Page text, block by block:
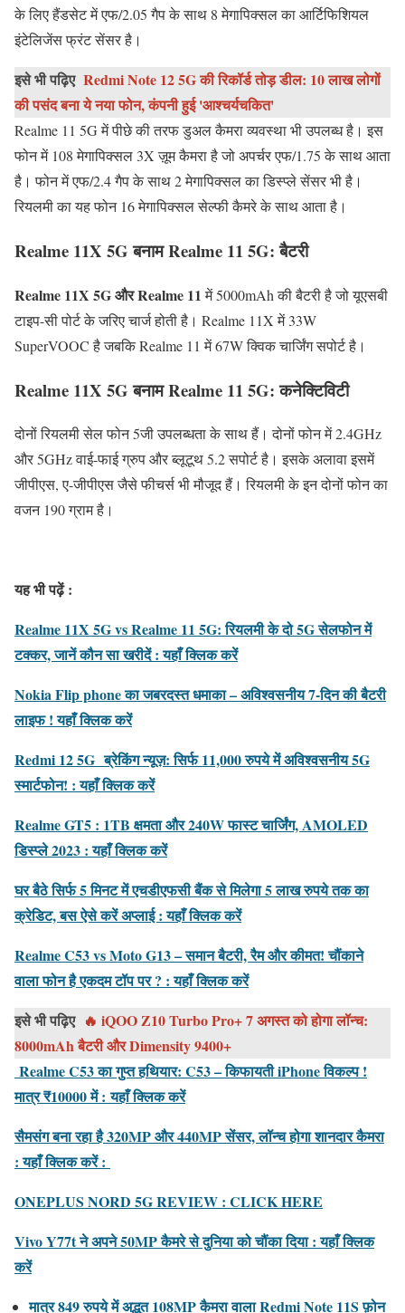
के लिए हैंडसेट में एफ/2.05 गैप के साथ 8 मेगापिक्सल का आर्टिफिशियल
इंटेलिजेंस फ्रंट सेंसर है।
इसे भी पढ़िए Redmi Note 12 5G की रिकॉर्ड तोड़ डील: 10 लाख लोगों
की पसंद बना ये नया फोन, कंपनी हुई 'आश्चर्यचकित'
Realme 11 5G में पीछे की तरफ डुअल कैमरा व्यवस्था भी उपलब्ध है। इस
फोन में 108 मेगापिक्सल 3X ज़ूम कैमरा है जो अपर्चर एफ/1.75 के साथ आता
है। फोन में एफ/2.4 गैप के साथ 2 मेगापिक्सल का डिस्प्ले सेंसर भी है।
रियलमी का यह फोन 16 मेगापिक्सल सेल्फी कैमरे के साथ आता है।
Realme 11X 5G बनाम Realme 11 5G: बैटरी
Realme 11X 5G और Realme 11में 5000mAh की बैटरी है जो यूएसबी
टाइप-सी पोर्ट के जरिए चार्ज होती है। Realme 11X में 33W
SuperVOOC है जबकि Realme 11 में 67W क्विक चार्जिंग सपोर्ट है।
Realme 11X 5G बनाम Realme 11 5G: कनेक्टिविटी
दोनों रियलमी सेल फोन 5जी उपलब्धता के साथ हैं। दोनों फोन में 2.4GHz
और 5GHz वाई-फाई ग्रुप और ब्लूटूथ 5.2 सपोर्ट है। इसके अलावा इसमें
जीपीएस, ए-जीपीएस जैसे फीचर्स भी मौजूद हैं। रियलमी के इन दोनों फोन का
वजन 190 ग्राम है।
यह भी पढ़ें :
Realme 11X 5G vs Realme 11 5G: रियलमी के दो 5G सेलफोन में
टक्कर, जानें कौन सा खरीदें : यहाँ क्लिक करें
Nokia Flip phone का जबरदस्त धमाका – अविश्वसनीय 7-दिन की बैटरी
लाइफ ! यहाँ क्लिक करें
Redmi 12 5G ब्रेकिंग न्यूज़: सिर्फ 11,000 रुपये में अविश्वसनीय 5G
स्मार्टफोन! : यहाँ क्लिक करें
Realme GT5 : 1TB क्षमता और 240W फास्ट चार्जिंग, AMOLED
डिस्प्ले 2023 : यहाँ क्लिक करें
घर बैठे सिर्फ 5 मिनट में एचडीएफसी बैंक से मिलेगा 5 लाख रुपये तक का
क्रेडिट, बस ऐसे करें अप्लाई : यहाँ क्लिक करें
Realme C53 vs Moto G13 – समान बैटरी, रैम और कीमत! चौंकाने
वाला फोन है एकदम टॉप पर ? : यहाँ क्लिक करें
इसे भी पढ़िए 🔥 iQOO Z10 Turbo Pro+ 7 अगस्त को होगा लॉन्च:
8000mAh बैटरी और Dimensity 9400+
Realme C53 का गुप्त हथियार: C53 – किफायती iPhone विकल्प !
मात्र ₹10000 में :यहाँ क्लिक करें
सैमसंग बना रहा है 320MP और 440MP सेंसर, लॉन्च होगा शानदार कैमरा
: यहाँ क्लिक करें :
ONEPLUS NORD 5G REVIEW : CLICK HERE
Vivo Y77t ने अपने 50MP कैमरे से दुनिया को चौंका दिया : यहाँ क्लिक
करें
मात्र 849 रुपये में अद्भुत 108MP कैमरा वाला Redmi Note 11S फ़ोन